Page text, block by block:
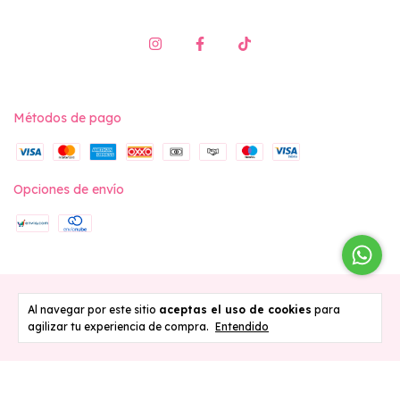
Al navegar por este sitio aceptas el uso de cookies para
agilizar tu experiencia de compra. Entendido
Métodos de pago
Opciones de envío
Copyright Vita Swimwear - 2026. Todos los derechos reservados.